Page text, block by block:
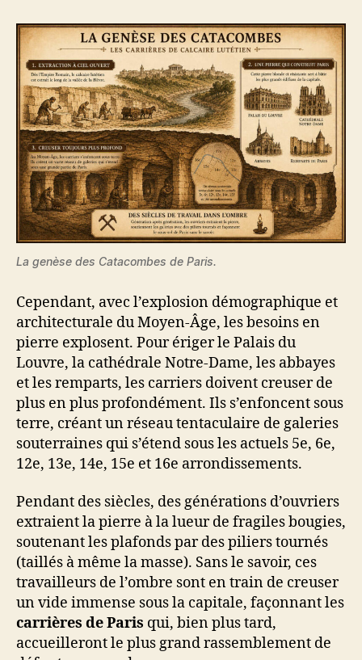
La genèse des Catacombes de Paris.
Cependant, avec l’explosion démographique et
architecturale du Moyen-Âge, les besoins en
pierre explosent. Pour ériger le Palais du
Louvre, la cathédrale Notre-Dame, les abbayes
et les remparts, les carriers doivent creuser de
plus en plus profondément. Ils s’enfoncent sous
terre, créant un réseau tentaculaire de galeries
souterraines qui s’étend sous les actuels 5e, 6e,
12e, 13e, 14e, 15e et 16e arrondissements.
Pendant des siècles, des générations d’ouvriers
extraient la pierre à la lueur de fragiles bougies,
soutenant les plafonds par des piliers tournés
(taillés à même la masse). Sans le savoir, ces
travailleurs de l’ombre sont en train de creuser
un vide immense sous la capitale, façonnant les
carrières de Paris qui, bien plus tard,
accueilleront le plus grand rassemblement de